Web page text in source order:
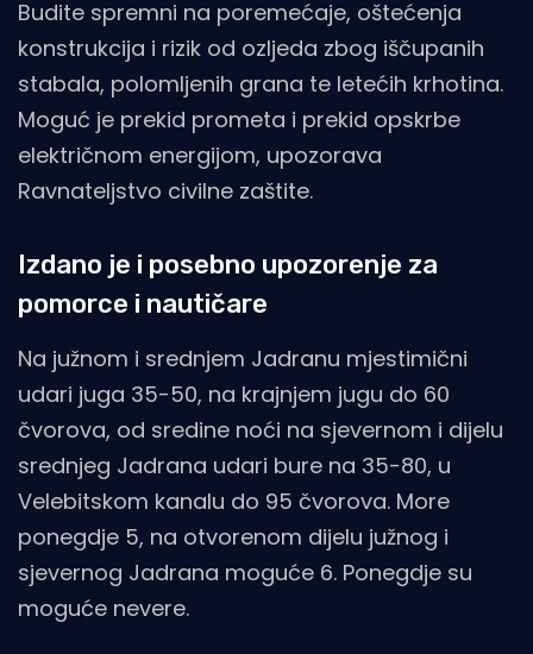
Budite spremni na poremećaje, oštećenja
konstrukcija i rizik od ozljeda zbog iščupanih
stabala, polomljenih grana te letećih krhotina.
Moguć je prekid prometa i prekid opskrbe
električnom energijom, upozorava
Ravnateljstvo civilne zaštite.
Izdano je i posebno upozorenje za
pomorce i nautičare
Na južnom i srednjem Jadranu mjestimični
udari juga 35-50, na krajnjem jugu do 60
čvorova, od sredine noći na sjevernom i dijelu
srednjeg Jadrana udari bure na 35-80, u
Velebitskom kanalu do 95 čvorova. More
ponegdje 5, na otvorenom dijelu južnog i
sjevernog Jadrana moguće 6. Ponegdje su
moguće nevere.